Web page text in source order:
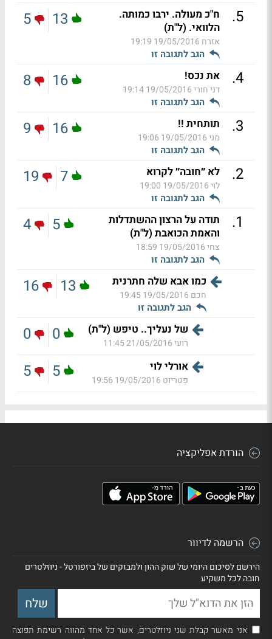
5
.
ח"כ מעולה. ירבו כמותה.
הלוואי. (ל"ת)
אזרח 19/05/2016 19:19
הגב לתגובה זו
13
5
4
. את נכס!
דני חורי19/05/2016 19:14
הגב לתגובה זו
16
8
3
. תותחית !!
מני19/05/2016 19:06
הגב לתגובה זו
16
9
2
. לא ״חובה״ לקרוא
לוי19/05/2016 19:00
הגב לתגובה זו
7
19
1
.
תודה על הרצון ההשתדלות
והאמת הכואבת (ל"ת)
צחי19/05/2016 18:59
הגב לתגובה זו
5
4
כמו אבא שלה חתרנית
חכם 19/05/2016 19:45
הגב לתגובה זו
13
16
של נעליך.. טיפש (ל"ת)
רועי21/05/2016 11:45
0
0
אורלי לוי
פטריוט 19/05/2016 19:56
5
5
הורדת אפליקציה
הרשמה לדיוור
הירשם לסיכום היומי של שוק ההון ולמבזקים של ביזפורטל - ניוזלטרים
חובה לכל משקיע
אני מאשר קבלת שני ניוזלטרים, אשר כל אחד מהווה רשימת תפוצה